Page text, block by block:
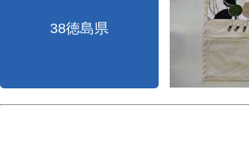
38徳島県